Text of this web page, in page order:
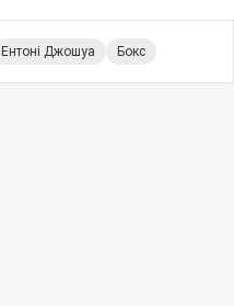
Ентоні Джошуа Бокс